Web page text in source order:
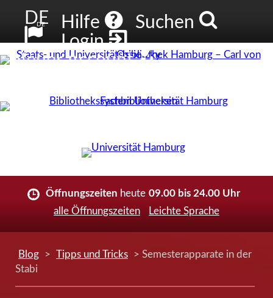
DE
DE Hilfe
Suchen
Login
Neuer Account
Öffnungszeiten heute 09.00 bis 24.00 Uhr
alle Öffnungszeiten
Leichte Sprache
Blog > Tipps und Tricks
> Semesterapparate in der
Stabi